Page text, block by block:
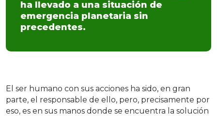
ha llevado a una situación de
emergencia planetaria sin
precedentes.
El ser humano con sus acciones ha sido, en gran
parte, el responsable de ello, pero, precisamente por
eso, es en sus manos donde se encuentra la solución